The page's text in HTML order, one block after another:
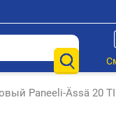
Paneeli-Ässä 20